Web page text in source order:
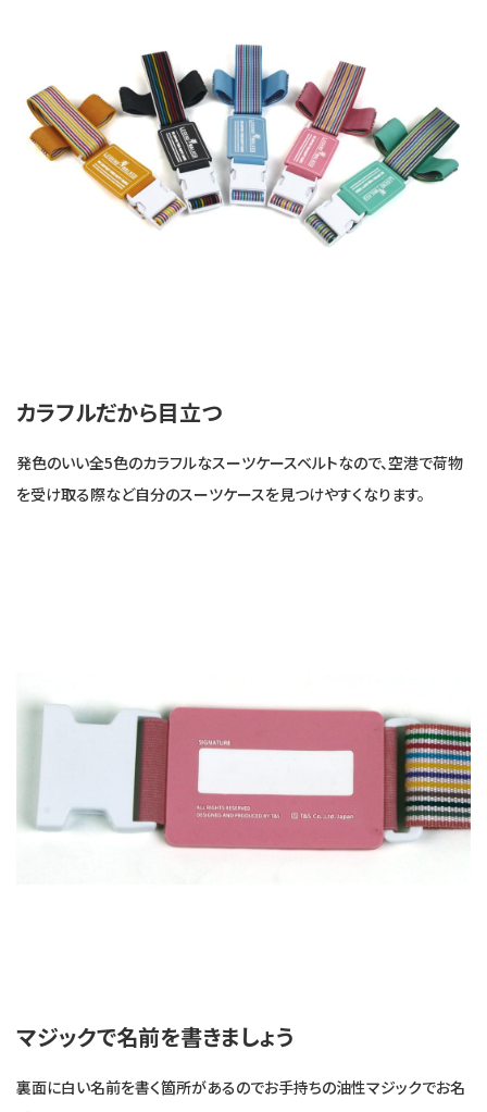
カラフルだから目立つ
発色のいい全5色のカラフルなスーツケースベルトなので、空港で荷物
を受け取る際など自分のスーツケースを見つけやすくなります。
マジックで名前を書きましょう
裏面に白い名前を書く箇所があるのでお手持ちの油性マジックでお名